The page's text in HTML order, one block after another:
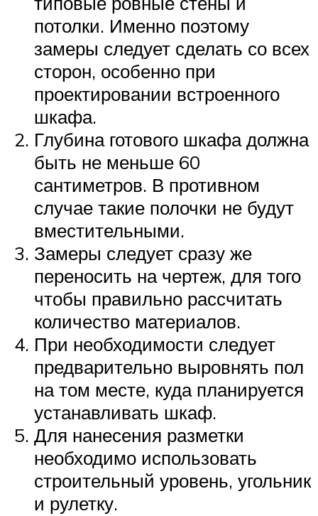
потолки. Именно поэтому
замеры следует сделать со всех
сторон, особенно при
проектировании встроенного
шкафа.
Глубина готового шкафа должна
быть не меньше 60
сантиметров. В противном
случае такие полочки не будут
вместительными.
Замеры следует сразу же
переносить на чертеж, для того
чтобы правильно рассчитать
количество материалов.
При необходимости следует
предварительно выровнять пол
на том месте, куда планируется
устанавливать шкаф.
Для нанесения разметки
необходимо использовать
строительный уровень, угольник
и рулетку.